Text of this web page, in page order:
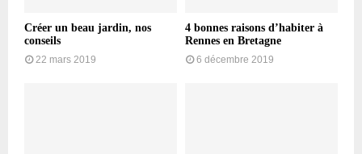
Créer un beau jardin, nos
conseils
22 mars 2019
4 bonnes raisons d’habiter à
Rennes en Bretagne
6 décembre 2019